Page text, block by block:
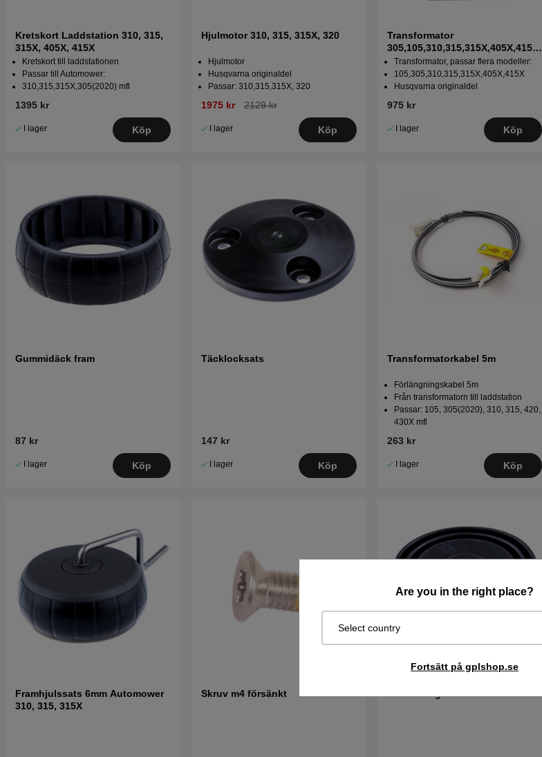
Are you in the right place?
Select country
Fortsätt på gplshop.se
Kretskort Laddstation 310, 315,
315X, 405X, 415X
Kretskort till laddstationen
Passar till Automower:
310,315,315X,305(2020) mfl
1395 kr
I lager Köp
Hjulmotor 310, 315, 315X, 320
Hjulmotor
Husqvarna originaldel
Passar: 310,315,315X, 320
1975 kr 2129 kr
I lager Köp
Transformator
305,105,310,315,315X,405X,415X,
310 Mark II,315 Mark II
Transformator, passar flera modeller:
105,305,310,315,315X,405X,415X
Husqvarna originaldel
975 kr
I lager Köp
Gummidäck fram
87 kr
I lager Köp
Täcklocksats
147 kr
I lager Köp
Transformatorkabel 5m
Förlängningskabel 5m
Från transformatorn till laddstation
Passar: 105, 305(2020), 310, 315, 420,
430X mfl
263 kr
I lager Köp
Framhjulssats 6mm Automower
310, 315, 315X
Skruv m4 försänkt Gummibälg